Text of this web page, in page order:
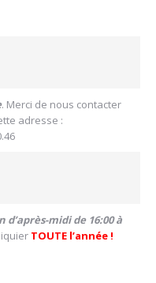
. Merci de nous contacter
adresse :
midi de 16:00 à
TOUTE l’année !